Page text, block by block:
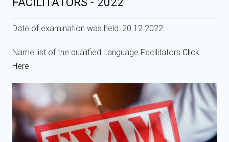
Date of examination was held: 20.12.2022
Name list of the qualified Language Facilitators Click
Here